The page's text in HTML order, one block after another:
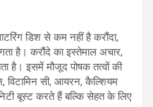
डिश से कम नहीं है करौंदा,
है। करौंदे का इस्तेमाल अचार,
है। इसमें मौजूद पोषक तत्वों की
विटामिन सी, आयरन, कैल्शियम
बूस्ट करते हैं बल्कि सेहत के लिए